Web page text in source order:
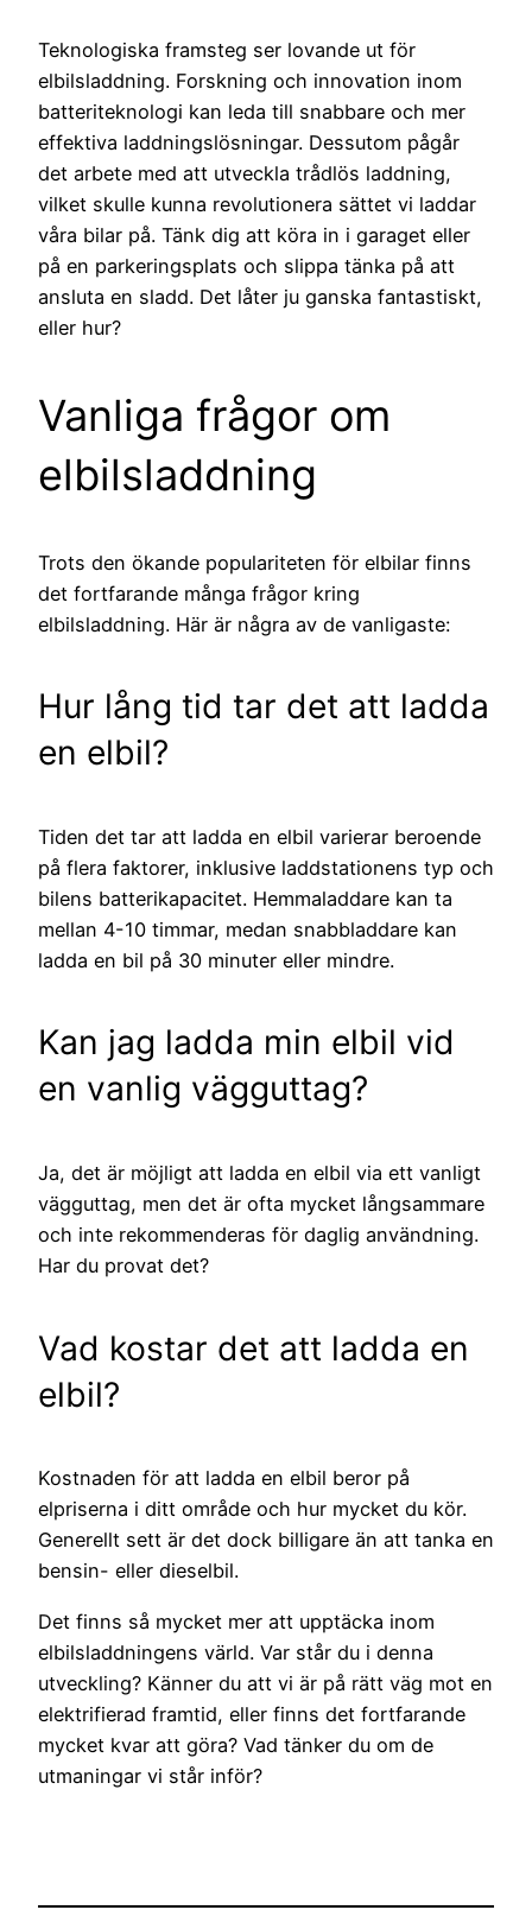
Teknologiska framsteg ser lovande ut för
elbilsladdning. Forskning och innovation inom
batteriteknologi kan leda till snabbare och mer
effektiva laddningslösningar. Dessutom pågår
det arbete med att utveckla trådlös laddning,
vilket skulle kunna revolutionera sättet vi laddar
våra bilar på. Tänk dig att köra in i garaget eller
på en parkeringsplats och slippa tänka på att
ansluta en sladd. Det låter ju ganska fantastiskt,
eller hur?
Vanliga frågor om
elbilsladdning
Trots den ökande populariteten för elbilar finns
det fortfarande många frågor kring
elbilsladdning. Här är några av de vanligaste:
Hur lång tid tar det att ladda
en elbil?
Tiden det tar att ladda en elbil varierar beroende
på flera faktorer, inklusive laddstationens typ och
bilens batterikapacitet. Hemmaladdare kan ta
mellan 4-10 timmar, medan snabbladdare kan
ladda en bil på 30 minuter eller mindre.
Kan jag ladda min elbil vid
en vanlig vägguttag?
Ja, det är möjligt att ladda en elbil via ett vanligt
vägguttag, men det är ofta mycket långsammare
och inte rekommenderas för daglig användning.
Har du provat det?
Vad kostar det att ladda en
elbil?
Kostnaden för att ladda en elbil beror på
elpriserna i ditt område och hur mycket du kör.
Generellt sett är det dock billigare än att tanka en
bensin- eller dieselbil.
Det finns så mycket mer att upptäcka inom
elbilsladdningens värld. Var står du i denna
utveckling? Känner du att vi är på rätt väg mot en
elektrifierad framtid, eller finns det fortfarande
mycket kvar att göra? Vad tänker du om de
utmaningar vi står inför?